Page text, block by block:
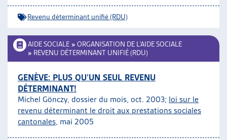
PROJETS ET ACTIVITÉS
JOURNÉES D’AUTOMNE
Revenu déterminant unifié (RDU)
AIDE SOCIALE » ORGANISATION DE L’AIDE SOCIALE
» REVENU DÉTERMINANT UNIFIÉ (RDU)
GENÈVE: PLUS QU’UN SEUL REVENU
DÉTERMINANT!
Michel Gönczy, dossier du mois, oct. 2003; loi sur le
revenu déterminant le droit aux prestations sociales
cantonales, mai 2005